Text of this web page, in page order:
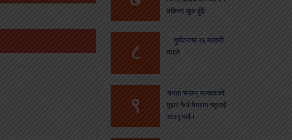
प्रक्रिया सुरु हुँदै
८
दुर्घटनामा २६ मलामी
घाइते
९
जनता भन्छन् गल्याङको
मुहार फेर्न मेयरमा भट्टराई
आउनु पर्छ ।